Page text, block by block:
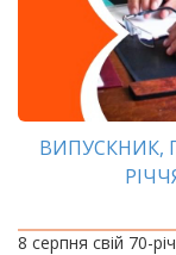
ВИПУСКНИК,
8 серпня свій 70-